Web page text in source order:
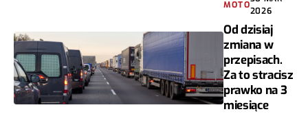
MOTO
2026
Od dzisiaj
zmiana w
przepisach.
Za to stracisz
prawko na 3
miesiące